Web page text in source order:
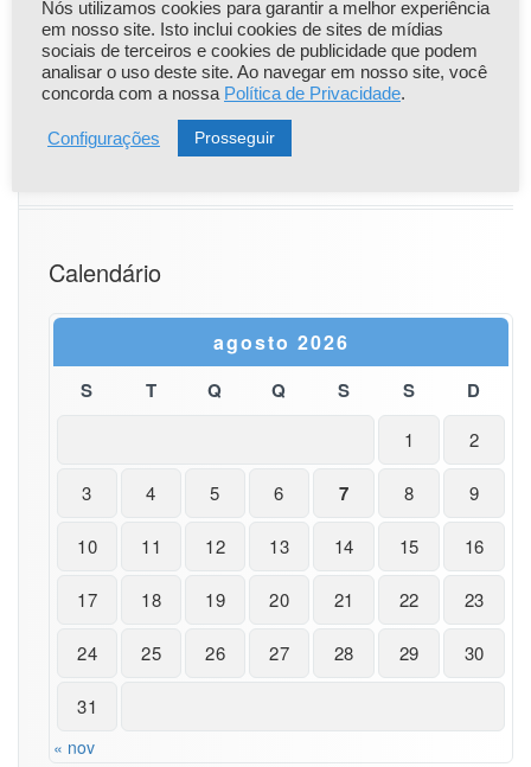
Calendário
agosto 2026
S T Q Q S S D
1 2
3 4 5 6 7 8 9
10 11 12 13 14 15 16
17 18 19 20 21 22 23
24 25 26 27 28 29 30
31
« nov
Nós utilizamos cookies para garantir a melhor experiência
em nosso site. Isto inclui cookies de sites de mídias
sociais de terceiros e cookies de publicidade que podem
analisar o uso deste site. Ao navegar em nosso site, você
concorda com a nossa Política de Privacidade.
Configurações Prosseguir